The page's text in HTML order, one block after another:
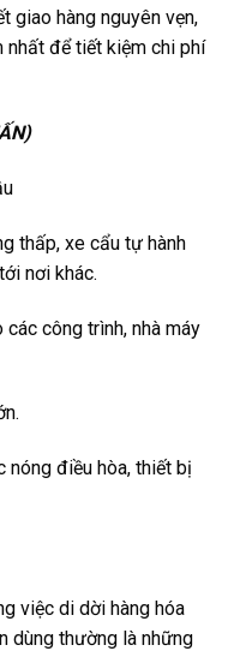
giao hàng nguyên vẹn,
nhất để tiết kiệm chi phí
thấp, xe cẩu tự hành
nơi khác.
công trình, nhà máy
nóng điều hòa, thiết bị
việc di dời hàng hóa
dùng thường là những